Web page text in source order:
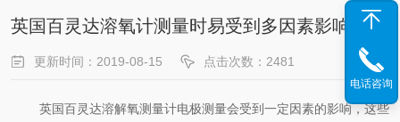
英国百灵达溶氧计测量时易受到多因素影响
更新时间：2019-08-15 点击次数：2481
英国百灵达溶解氧测量计电极测量会受到一定因素的影响，这些
电话咨询